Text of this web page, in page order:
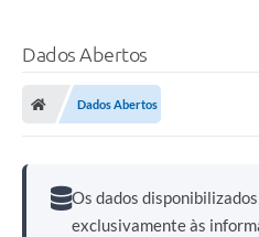
Dados Abertos
Dados Abertos
Os dados
exclusivamente às